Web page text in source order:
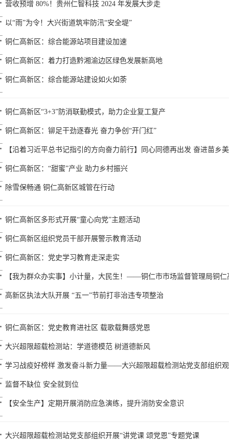
营收预增 80%！贵州仁智科技 2024 年发展大步走
以“雨”为令！大兴街道筑牢防汛“安全堤”
铜仁高新区：综合能源站项目建设加速
铜仁高新区：着力打造黔湘渝边区绿色发展新高地
铜仁高新区：综合能源站建设如火如荼
铜仁高新区“3+3”防消联勤模式，助力企业复工复产
铜仁高新区：铆足干劲逐春光 奋力争创“开门红”
【沿着习近平总书记指引的方向奋力前行】同心同德再出发 奋进苗乡
铜仁高新区：“甜蜜”产业 助力乡村振兴
除雪保畅通 铜仁高新区城管在行动
铜仁高新区多形式开展“童心向党”主题活动
铜仁高新区组织党员干部开展警示教育活动
铜仁高新区：党史学习教育走深走实
【我为群众办实事】小计量，大民生！——铜仁市市场监督管理局铜仁
高新区执法大队开展 “五一”节前打非治违专项整治
铜仁高新区：党史教育进社区 载歌载舞感党恩
大兴超限超载检测站：学道德模范 树道德新风
学习战疫好榜样 激发奋斗新力量——大兴超限超载检测站党支部组织
监督不缺位 安全就到位
【安全生产】定期开展消防应急演练，提升消防安全意识
大兴超限超载检测站党支部组织开展“讲党课 颂党恩”专题党课